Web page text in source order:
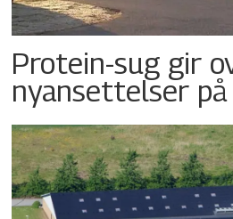
Protein-sug gir
nyansettelser på